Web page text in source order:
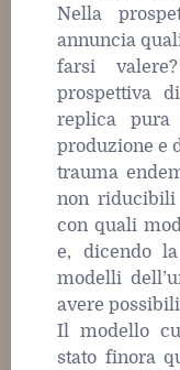
Nella
annuncia
farsi
prospettiva
replica
produzione e
trauma
non riducibili
con quali
e, dicendo
modelli
avere
Il modello
stato finora